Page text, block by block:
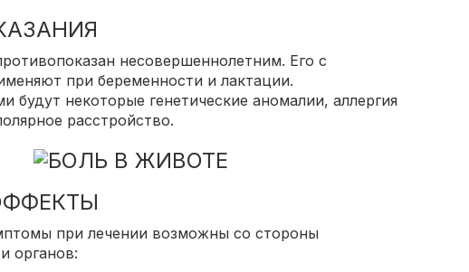
несовершеннолетним. Его с
при беременности и лактации.
будут некоторые генетические аномалии, аллергия
расстройство.
при лечении возможны со стороны
органов: